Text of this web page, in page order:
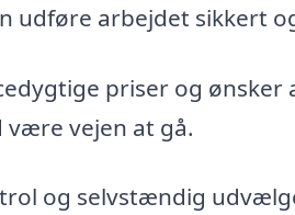
udføre arbejdet sikkert
priser og
vejen at gå.
og selvstændig